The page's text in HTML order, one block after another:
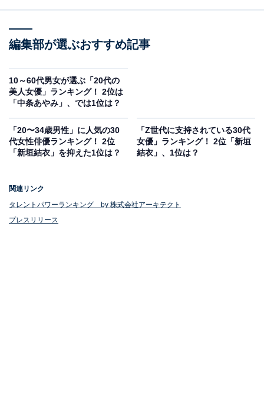
CMに出演しています。2026年3月からはコーセー「雪肌
精」の新CMのオンエアがスタートしており、マイペー
編集部が選ぶおすすめ記事
10～60代男女が選ぶ「20代の
美人女優」ランキング！ 2位は
「中条あやみ」、では1位は？
「20〜34歳男性」に人気の30
代女性俳優ランキング！ 2位
「新垣結衣」を抑えた1位は？
「Z世代に支持されている30代
女優」ランキング！ 2位「新垣
結衣」、1位は？
関連リンク
タレントパワーランキング by 株式会社アーキテクト
プレスリリース